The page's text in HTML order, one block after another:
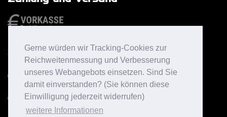
Gerne würden wir Tracking-Cookies zur
Reichweitenmessung und Verbesserung
unseres Webangebots einsetzen. Sind Sie
damit einverstanden? (Sie können diese
Einwilligung jederzeit widerrufen)
weitere Informationen